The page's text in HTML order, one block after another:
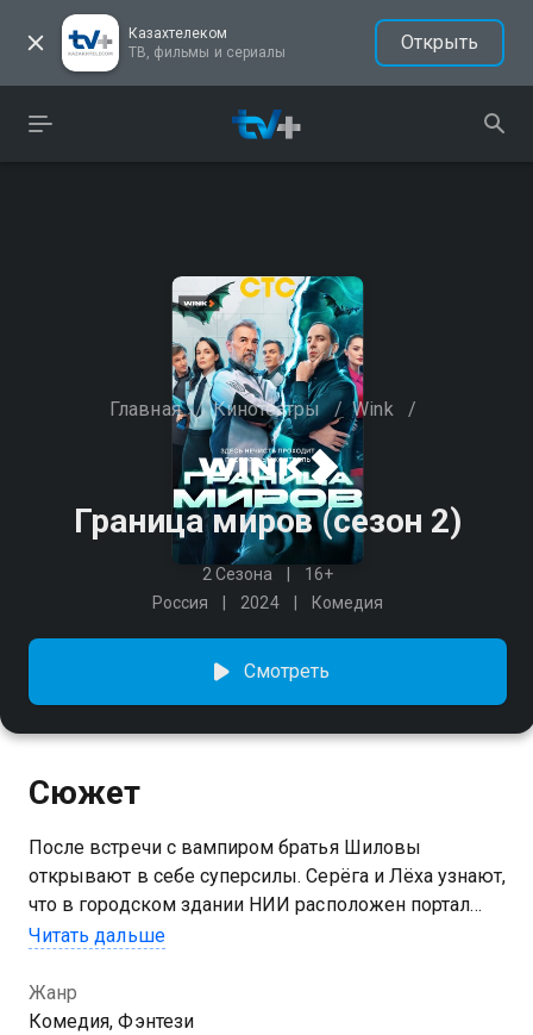
Казахтелеком
ТВ, фильмы и сериалы
Открыть
Главная / Кинотеатры / Wink /
Граница миров (сезон 2)
2 Сезона
16+
Россия
2024 Комедия
Смотреть
Сюжет
После встречи с вампиром братья Шиловы
открывают в себе суперсилы. Серёга и Лёха узнают,
что в городском здании НИИ расположен портал
между мирами людей и нечисти, которая
ведьмами, русалками и другими «туристами» из
тёмного мира присматривают сотрудники секретной
Читать дальше
Жанр
Комедия, Фэнтези